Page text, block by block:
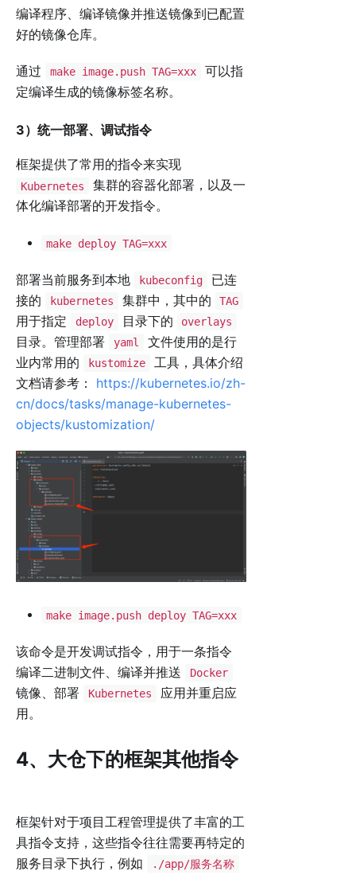
编译程序、编译镜像并推送镜像到已配置
好的镜像仓库。
通过 make image.push TAG=xxx
可以指
定编译生成的镜像标签名称。
3）统一部署、调试指令
框架提供了常用的指令来实现
Kubernetes
集群的容器化部署，以及一
体化编译部署的开发指令。
make deploy TAG=xxx
部署当前服务到本地 kubeconfig
已连
接的
kubernetes 集群中，其中的 TAG
用于指定 deploy 目录下的 overlays
目录。管理部署 yaml
文件使用的是行
业内常用的
kustomize
工具，具体介绍
文档请参考： https://kubernetes.io/zh-
cn/docs/tasks/manage-kubernetes-
objects/kustomization/
make image.push deploy TAG=xxx
该命令是开发调试指令，用于一条指令
编译二进制文件、编译并推送
Docker
镜像、部署 Kubernetes
应用并重启应
用。
4、大仓下的框架其他指令
框架针对于项目工程管理提供了丰富的工
具指令支持，这些指令往往需要再特定的
服务目录下执行，例如
./app/服务名称